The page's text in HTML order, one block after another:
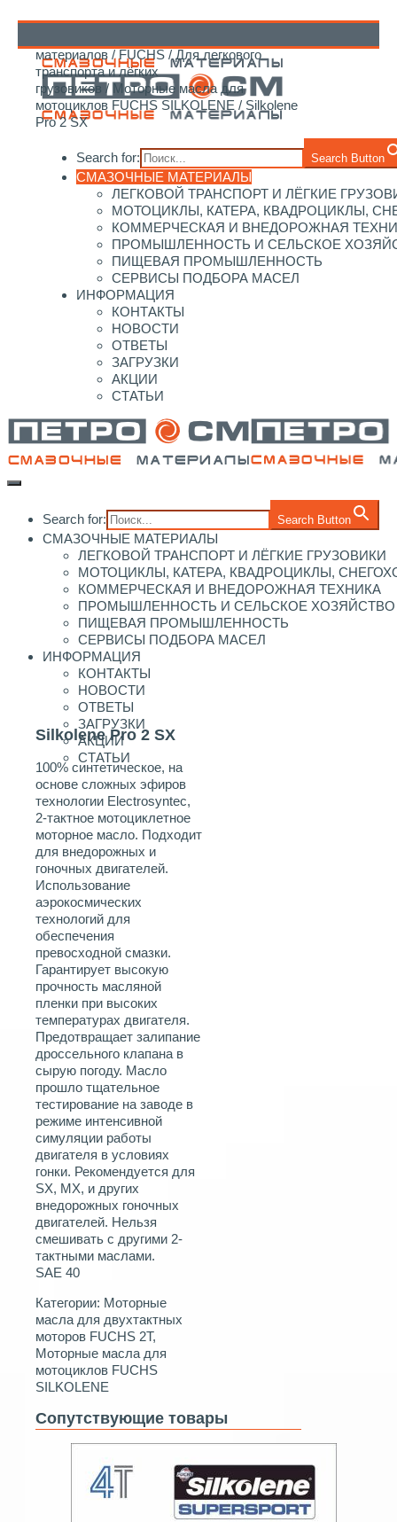
Search for: Search Button
СМАЗОЧНЫЕ МАТЕРИАЛЫ
ЛЕГКОВОЙ ТРАНСПОРТ И ЛЁГКИЕ
МОТОЦИКЛЫ, КАТЕРА, КВАДРОЦИКЛЫ,
КОММЕРЧЕСКАЯ И ВНЕДОРОЖНАЯ
ПРОМЫШЛЕННОСТЬ И СЕЛЬСКОЕ
ПИЩЕВАЯ ПРОМЫШЛЕННОСТЬ
СЕРВИСЫ ПОДБОРА МАСЕЛ
ИНФОРМАЦИЯ
КОНТАКТЫ
НОВОСТИ
ОТВЕТЫ
ЗАГРУЗКИ
АКЦИИ
СТАТЬИ
Search for: Search Button
СМАЗОЧНЫЕ МАТЕРИАЛЫ
ЛЕГКОВОЙ ТРАНСПОРТ И ЛЁГКИЕ ГРУЗОВИКИ
МОТОЦИКЛЫ, КАТЕРА, КВАДРОЦИКЛЫ,
КОММЕРЧЕСКАЯ И ВНЕДОРОЖНАЯ ТЕХНИКА
ПРОМЫШЛЕННОСТЬ И СЕЛЬСКОЕ ХОЗЯЙСТВО
ПИЩЕВАЯ ПРОМЫШЛЕННОСТЬ
СЕРВИСЫ ПОДБОРА МАСЕЛ
ИНФОРМАЦИЯ
КОНТАКТЫ
НОВОСТИ
ОТВЕТЫ
ЗАГРУЗКИ
АКЦИИ
СТАТЬИ
материалов/FUCHS/Для легкового
транспорта и лёгких
грузовиков / Моторные масла для
мотоциклов FUCHS SILKOLENE / Silkolene
Pro 2 SX
Silkolene Pro 2 SX
100% синтетическое, на
основе сложных эфиров
технологии Electrosyntec,
2-тактное мотоциклетное
моторное масло. Подходит
для внедорожных и
гоночных двигателей.
Использование
аэрокосмических
технологий для
обеспечения
превосходной смазки.
Гарантирует высокую
прочность масляной
пленки при высоких
температурах двигателя.
Предотвращает залипание
дроссельного клапана в
сырую погоду. Масло
прошло тщательное
тестирование на заводе в
режиме интенсивной
симуляции работы
двигателя в условиях
гонки. Рекомендуется для
SX, MX, и других
внедорожных гоночных
двигателей. Нельзя
смешивать с другими 2-
тактными маслами.
SAE 40
Категории: Моторные
масла для двухтактных
моторов FUCHS 2T,
Моторные масла для
мотоциклов FUCHS
SILKOLENE
Сопутствующие товары